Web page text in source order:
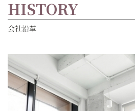
HISTORY
会社沿革